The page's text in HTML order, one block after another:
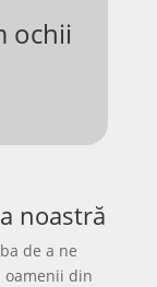
ochii
noastră
de a ne
oamenii din